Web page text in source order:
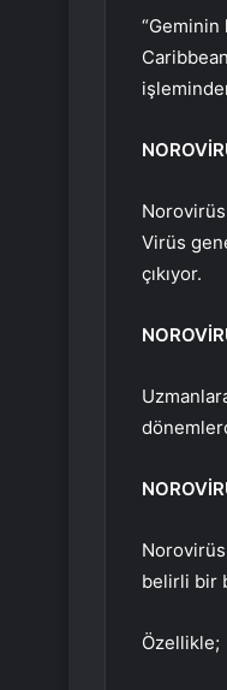
“Geminin
Virüs
çıkıyor.
belirli bir
Özellikle;